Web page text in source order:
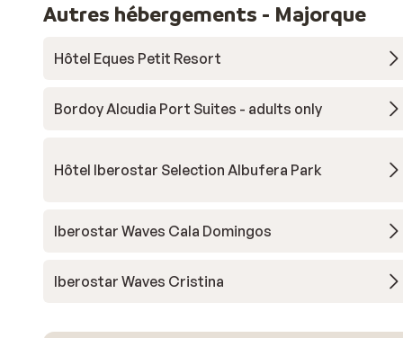
Autres hébergements - Majorque
Hôtel Eques Petit Resort
Bordoy Alcudia Port Suites - adults only
Hôtel Iberostar Selection Albufera Park
Iberostar Waves Cala Domingos
Iberostar Waves Cristina